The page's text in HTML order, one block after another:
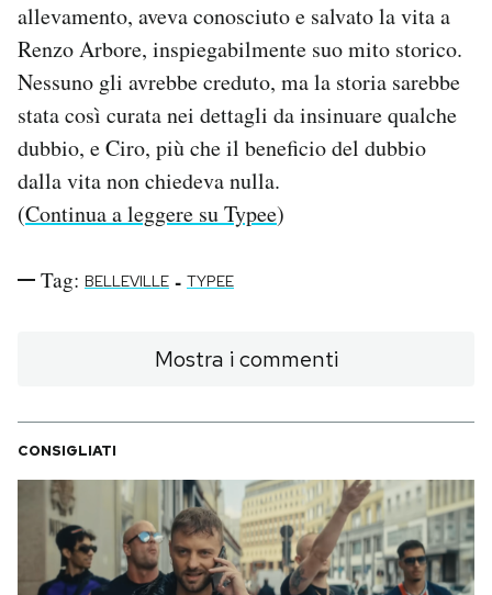
allevamento, aveva conosciuto e salvato la vita a
Renzo Arbore, inspiegabilmente suo mito storico.
Nessuno gli avrebbe creduto, ma la storia sarebbe
stata così curata nei dettagli da insinuare qualche
dubbio, e Ciro, più che il beneficio del dubbio
dalla vita non chiedeva nulla.
(Continua a leggere su Typee)
Tag: BELLEVILLE - TYPEE
Mostra i commenti
CONSIGLIATI